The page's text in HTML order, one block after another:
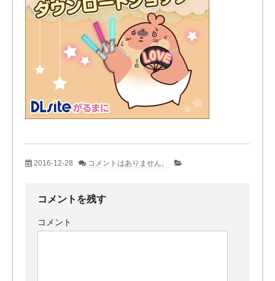
2016-12-28 コメントはありません。
コメントを残す
コメント